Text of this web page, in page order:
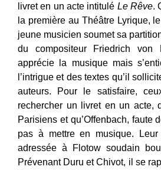
livret en un acte intitulé Le Rêve.
la première au Théâtre Lyrique,
jeune musicien soumet sa
du compositeur Friedrich von
apprécie la musique mais
l’intrigue et des textes qu’il
auteurs. Pour le satisfaire,
rechercher un livret en un acte,
Parisiens et qu’Offenbach, faute
pas à mettre en musique. Leur
adressée à Flotow soudain
Prévenant Duru et Chivot, il se